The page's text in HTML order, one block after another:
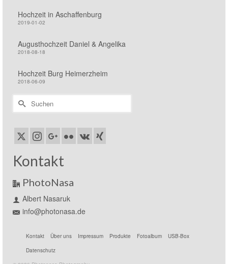
Hochzeit in Aschaffenburg
2019-01-02
Augusthochzeit Daniel & Angelika
2018-08-18
Hochzeit Burg Heimerzheim
2018-06-09
Suchen
nach:
Kontakt
PhotoNasa
Albert Nasaruk
info@photonasa.de
Kontakt Über uns Impressum Produkte Fotoalbum
USB-Box
Datenschutz